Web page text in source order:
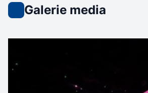
Galerie media